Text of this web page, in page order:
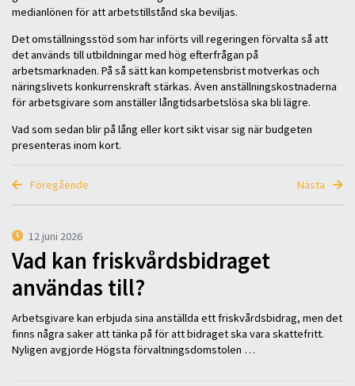
medianlönen för att arbetstillstånd ska beviljas.
Det omställningsstöd som har införts vill regeringen förvalta så att
det används till utbildningar med hög efterfrågan på
arbetsmarknaden. På så sätt kan kompetensbrist motverkas och
näringslivets konkurrenskraft stärkas. Även anställningskostnaderna
för arbetsgivare som anställer långtidsarbetslösa ska bli lägre.
Vad som sedan blir på lång eller kort sikt visar sig när budgeten
presenteras inom kort.
Föregående Nästa
12 juni 2026
Vad kan friskvårdsbidraget
användas till?
Arbetsgivare kan erbjuda sina anställda ett friskvårdsbidrag, men det
finns några saker att tänka på för att bidraget ska vara skattefritt.
Nyligen avgjorde Högsta förvaltningsdomstolen …